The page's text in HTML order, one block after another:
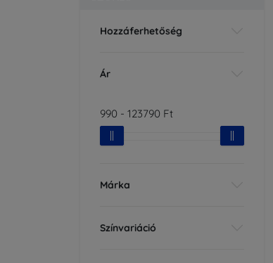
Hozzáferhetőség
Ár
990 - 123790 Ft
Márka
Színvariáció